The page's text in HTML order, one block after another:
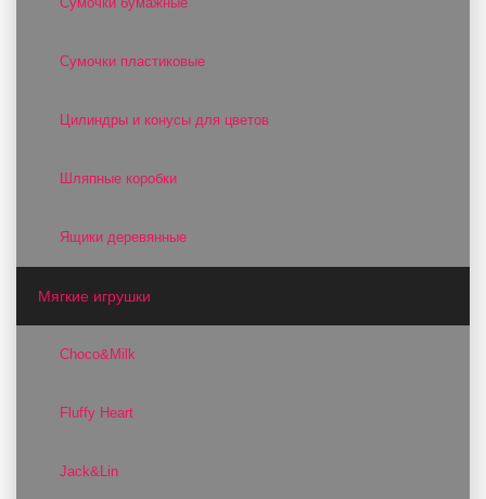
Сумочки пластиковые
Цилиндры и конусы для цветов
Шляпные коробки
Ящики деревянные
Мягкие игрушки
Choco&Milk
Fluffy Heart
Jack&Lin